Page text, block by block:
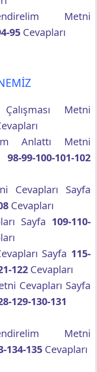
Metni
95 Cevapları
Metni
Anlattı Metni
98-99-100-101-102
Cevapları Sayfa
Cevapları
Sayfa 109-110-
Sayfa 115-
122 Cevapları
Cevapları Sayfa
129-130-131
Metni
134-135 Cevapları